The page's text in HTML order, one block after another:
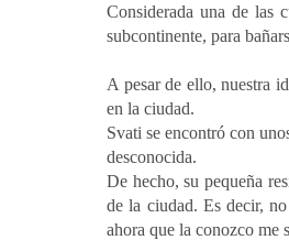
Considerada una de las
subcontinente, para
A pesar de ello, nuestra
en la ciudad.
Svati se encontró con
desconocida.
De hecho, su pequeña
de la ciudad. Es decir,
ahora que la conozco me